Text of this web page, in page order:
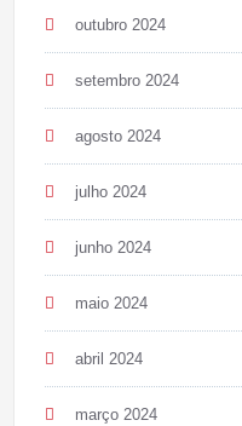
outubro 2024
setembro 2024
agosto 2024
julho 2024
junho 2024
maio 2024
abril 2024
março 2024